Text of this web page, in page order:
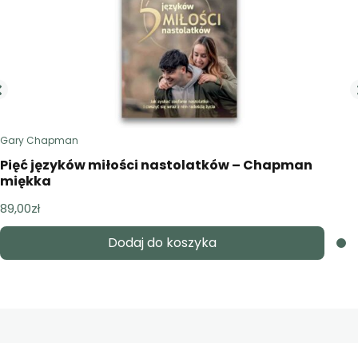
Gary Chapman
Pięć języków miłości nastolatków – Chapman
miękka
89,00zł
Dodaj do koszyka